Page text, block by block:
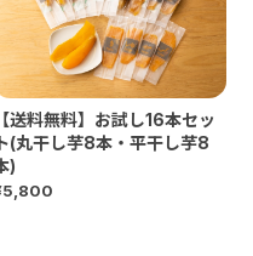
【送料無料】お試し16本セッ
(丸干し芋8本・平干し芋8
)